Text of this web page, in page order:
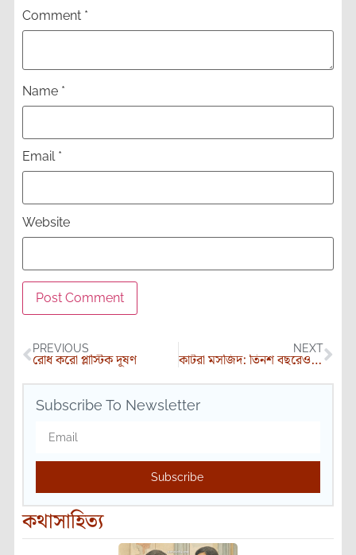
Comment *
Name *
Email *
Website
PREVIOUS
রোধ করো প্লাস্টিক দূষণ
NEXT
কাটরা মসজিদ: তিনশ বছরেও নবীন
Subscribe To Newsletter
Subscribe
কথাসাহিত্য